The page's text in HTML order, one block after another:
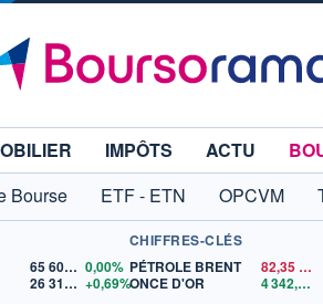
IMPÔTS ACTU
Bourse ETF - ETN OPCVM
65 606,71 0,00%
26 319,45 +0,69%
CHIFFRES-CLÉS
PÉTROLE BRENT
82,35$US
ONCE D'OR
4 342,26